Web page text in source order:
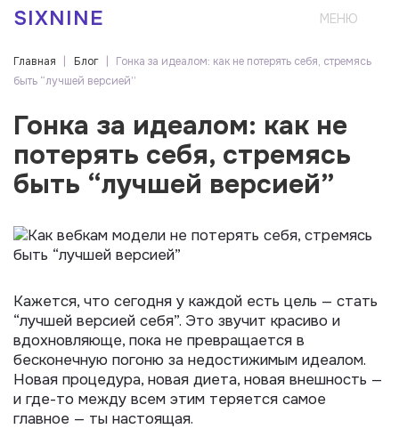
Перейти к основному содержанию
SIXNINE
Вы здесь
Главная Блог
Гонка за идеалом: как не потерять себя, стремясь
быть “лучшей версией”
Гонка за идеалом: как не
потерять себя, стремясь
быть “лучшей версией”
Кажется, что сегодня у каждой есть цель — стать
“лучшей версией себя”. Это звучит красиво и
вдохновляюще, пока не превращается в
бесконечную погоню за недостижимым идеалом.
Новая процедура, новая диета, новая внешность —
и где-то между всем этим теряется самое
главное — ты настоящая.